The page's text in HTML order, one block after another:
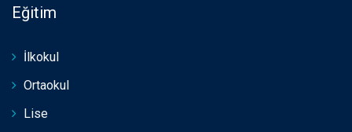
Eğitim
İlkokul
Ortaokul
Lise